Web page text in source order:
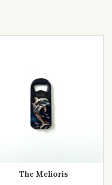
The Melioris